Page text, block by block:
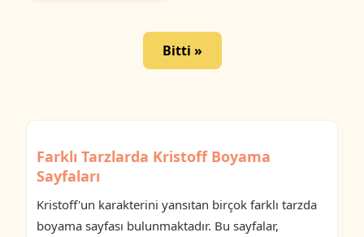
Bitti »
Farklı Tarzlarda Kristoff Boyama
Sayfaları
Kristoff'un karakterini yansıtan birçok farklı tarzda
boyama sayfası bulunmaktadır. Bu sayfalar,